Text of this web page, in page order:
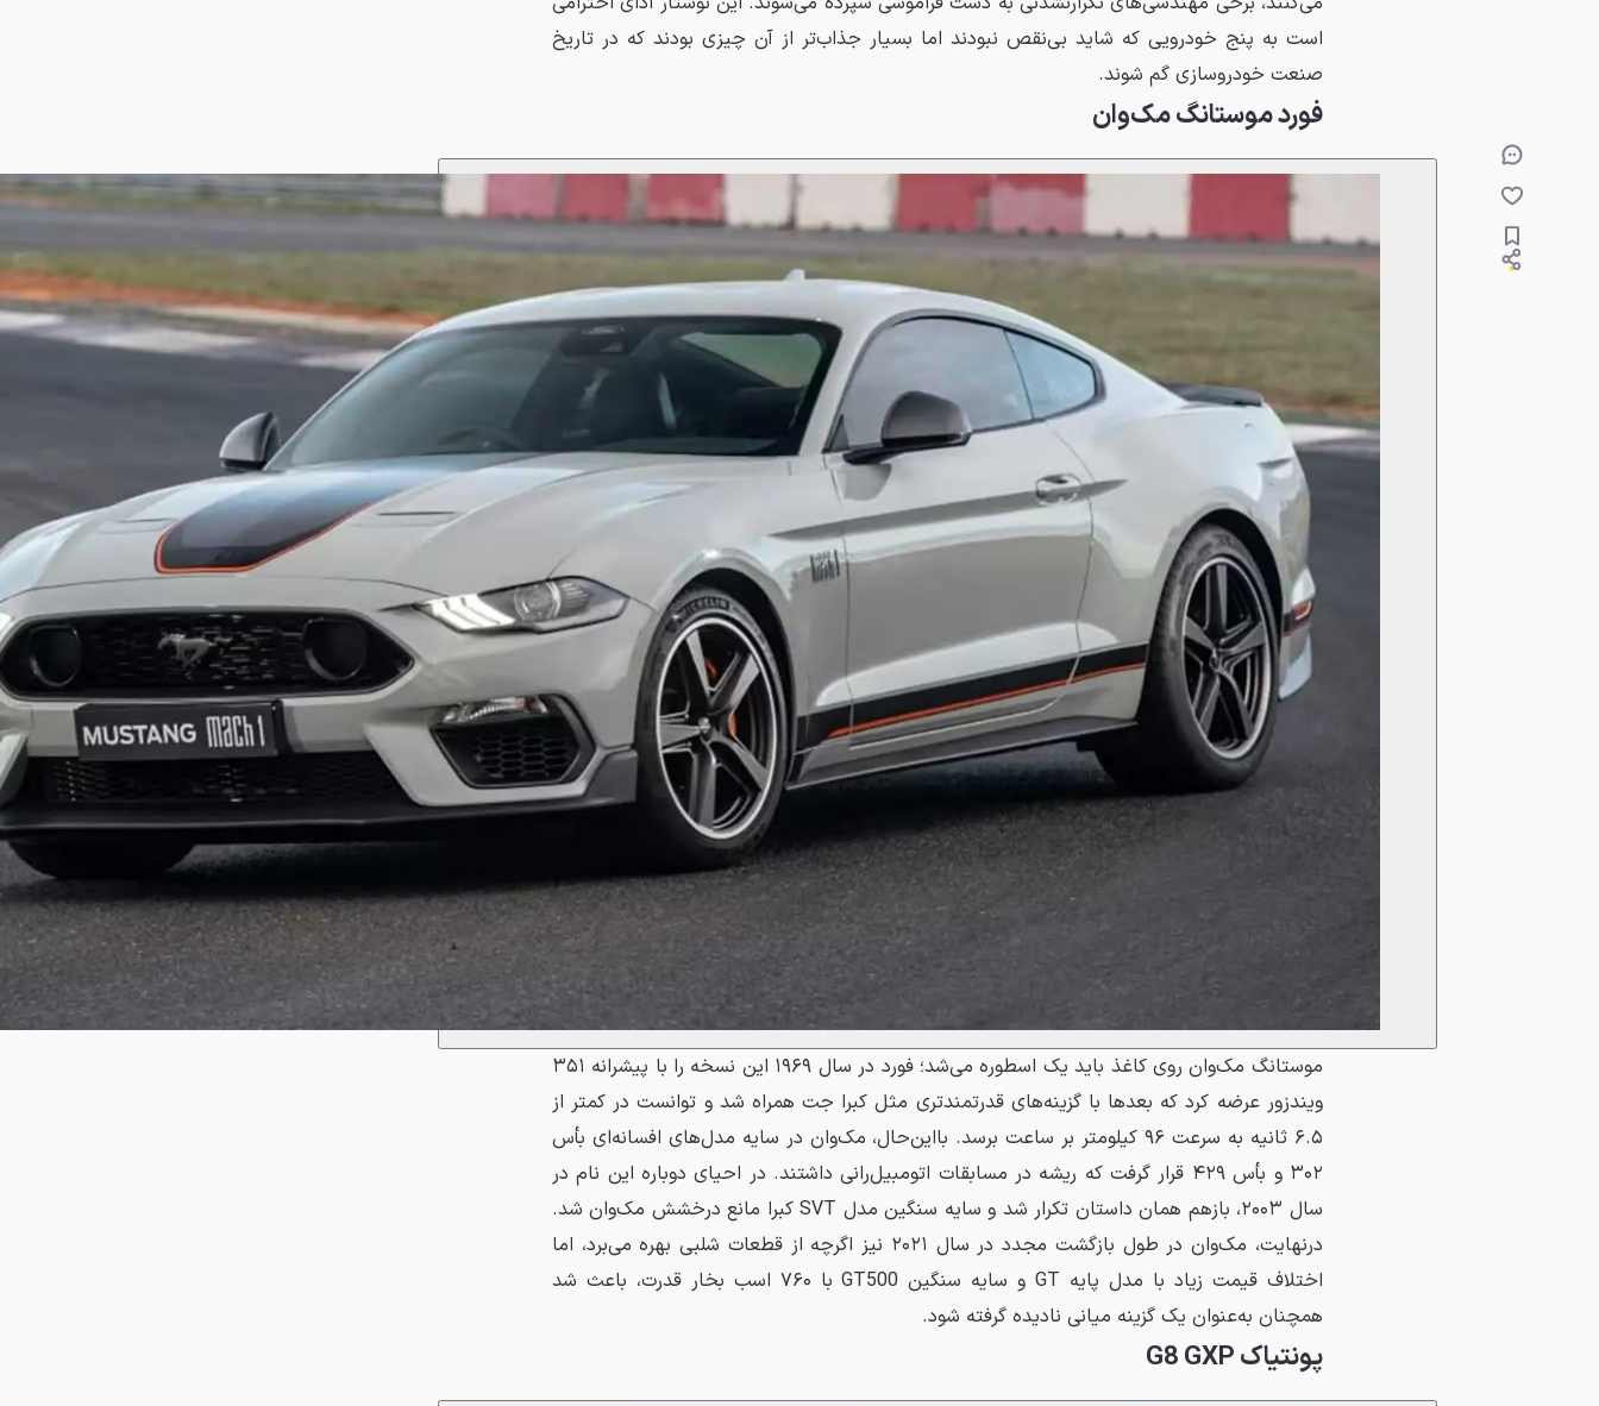
است به پنج خودرویی که شاید بی‌نقص نبودند اما بسیار جذاب‌تر از آن چیزی بودند که در تاریخ
صنعت خودروسازی گم شوند.
فورد موستانگ مک‌وان
موستانگ مک‌وان روی کاغذ باید یک اسطوره می‌شد؛ فورد در سال ۱۹۶۹ این نسخه را با پیشرانه ۳۵۱
ویندزور عرضه کرد که بعدها با گزینه‌های قدرتمندتری مثل کبرا جت همراه شد و توانست در کمتر از
۶.۵ ثانیه به سرعت ۹۶ کیلومتر بر ساعت برسد. بااین‌حال، مک‌وان در سایه مدل‌های افسانه‌ای بأس
۳۰۲ و بأس ۴۲۹ قرار گرفت که ریشه در مسابقات اتومبیل‌رانی داشتند. در احیای دوباره این نام در
سال ۲۰۰۳، بازهم همان داستان تکرار شد و سایه سنگین مدل SVT کبرا مانع درخشش مک‌وان شد.
درنهایت، مک‌وان در طول بازگشت مجدد در سال ۲۰۲۱ نیز اگرچه از قطعات شلبی بهره می‌برد، اما
اختلاف قیمت زیاد با مدل پایه GT و سایه سنگین GT500 با ۷۶۰ اسب بخار قدرت، باعث شد
همچنان به‌عنوان یک گزینه میانی نادیده گرفته شود.
پونتیاک G8 GXP